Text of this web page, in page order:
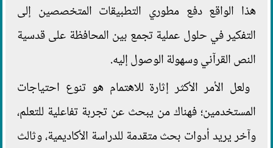
هذا الواقع دفع مطوري التطبيقات المتخصصين إلى
التفكير في حلول عملية تجمع بين المحافظة على قدسية
النص القرآني وسهولة الوصول إليه.
ولعل الأمر الأكثر إثارة للاهتمام هو تنوع احتياجات
المستخدمين؛ فهناك من يبحث عن تجربة تفاعلية للتعلم،
وآخر يريد أدوات بحث متقدمة للدراسة الأكاديمية، وثالث